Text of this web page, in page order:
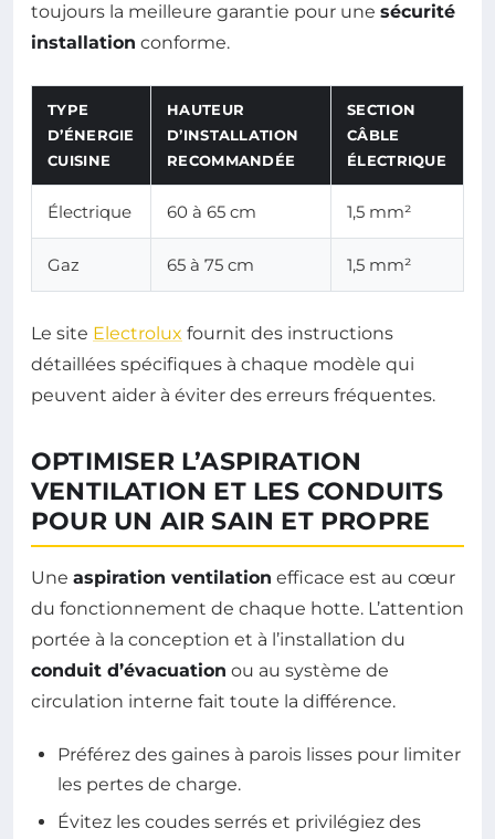
toujours la meilleure garantie pour une sécurité
installation conforme.
TYPE
D’ÉNERGIE
CUISINE
HAUTEUR
D’INSTALLATION
RECOMMANDÉE
SECTION
CÂBLE
ÉLECTRIQUE
Électrique 60 à 65 cm 1,5 mm²
Gaz 65 à 75 cm 1,5 mm²
Le site Electrolux fournit des instructions
détaillées spécifiques à chaque modèle qui
peuvent aider à éviter des erreurs fréquentes.
OPTIMISER L’ASPIRATION
VENTILATION ET LES CONDUITS
POUR UN AIR SAIN ET PROPRE
Une aspiration ventilation efficace est au cœur
du fonctionnement de chaque hotte. L’attention
portée à la conception et à l’installation du
conduit d’évacuation ou au système de
circulation interne fait toute la différence.
Préférez des gaines à parois lisses pour limiter
les pertes de charge.
Évitez les coudes serrés et privilégiez des